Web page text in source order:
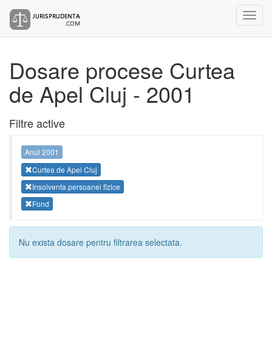
Dosare procese Curtea
de Apel Cluj - 2001
Filtre active
Anul 2001
Curtea de Apel Cluj
Insolventa persoanei fizice
Fond
Nu exista dosare pentru filtrarea selectata.